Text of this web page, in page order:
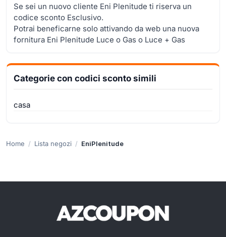
Se sei un nuovo cliente Eni Plenitude ti riserva un
codice sconto Esclusivo.
Potrai beneficarne solo attivando da web una nuova
fornitura Eni Plenitude Luce o Gas o Luce + Gas
Categorie con codici sconto simili
casa
Home Lista negozi EniPlenitude